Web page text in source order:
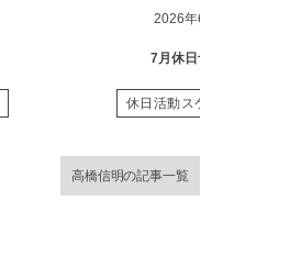
2026年6月28日
7月休日予定(R8)
休日活動スケジュール
高橋信明の記事一覧